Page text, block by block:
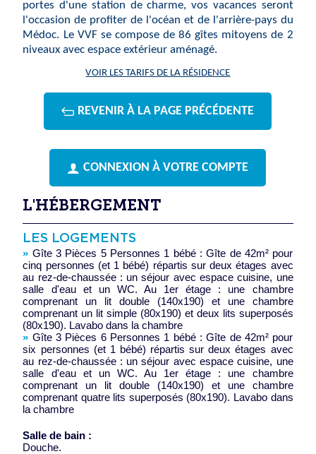
portes d'une station de charme, vos vacances seront
l'occasion de profiter de l'océan et de l'arrière-pays du
Médoc. Le VVF se compose de 86 gîtes mitoyens de 2
niveaux avec espace extérieur aménagé.
VOIR LES TARIFS DE LA RÉSIDENCE
REVENIR À LA PAGE PRÉCÉDENTE
CONNEXION À VOTRE COMPTE
L'HÉBERGEMENT
LES LOGEMENTS
» Gîte 3 Pièces 5 Personnes 1 bébé : Gîte de 42m² pour
cinq personnes (et 1 bébé) répartis sur deux étages avec
au rez-de-chaussée : un séjour avec espace cuisine, une
salle d'eau et un WC. Au 1er étage : une chambre
comprenant un lit double (140x190) et une chambre
comprenant un lit simple (80x190) et deux lits superposés
(80x190). Lavabo dans la chambre
» Gîte 3 Pièces 6 Personnes 1 bébé : Gîte de 42m² pour
six personnes (et 1 bébé) répartis sur deux étages avec
au rez-de-chaussée : un séjour avec espace cuisine, une
salle d'eau et un WC. Au 1er étage : une chambre
comprenant un lit double (140x190) et une chambre
comprenant quatre lits superposés (80x190). Lavabo dans
la chambre
Salle de bain :
Douche.